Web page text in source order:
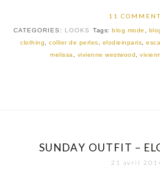
11
CATEGORIES: LOOKS Tags:blog mode
clothing
,collier de perles elodieinparis ,
melissa
vivienne westwood ,
SUNDAY OUTFIT –
21 avril